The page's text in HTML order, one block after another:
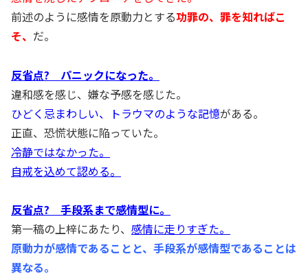
前述のように感情を原動力とする功罪の、罪を知ればこ
そ、 だ。
反省点? パニックになった。
違和感を感じ、嫌な予感を感じた。
ひどく忌まわしい、トラウマのような記憶がある。
正直、恐慌状態に陥っていた。
冷静ではなかった。
自戒を込めて認める。
反省点? 手段系まで感情型に。
第一稿の上梓にあたり、 感情に走りすぎた。
原動力が感情であることと、手段系が感情型であることは
異なる。